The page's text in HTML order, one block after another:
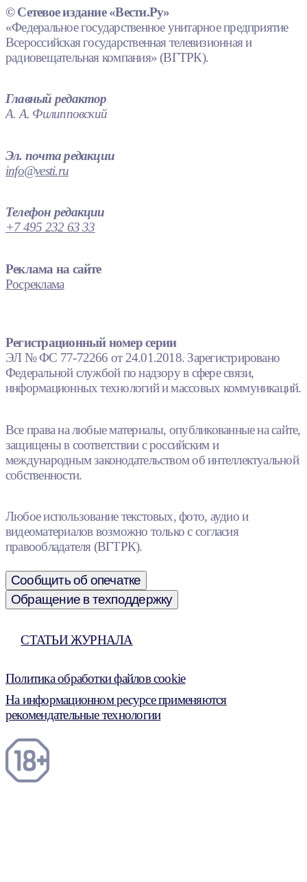
© Сетевое издание «Вести.Ру»
«Федеральное государственное унитарное предприятие
Всероссийская государственная телевизионная и
радиовещательная компания» (ВГТРК).
Главный редактор
А. А. Филипповский
Эл. почта редакции
info@vesti.ru
Телефон редакции
+7 495 232 63 33
Реклама на сайте
Росреклама
Регистрационный номер серии
ЭЛ № ФС 77-72266 от 24.01.2018. Зарегистрировано
Федеральной службой по надзору в сфере связи,
информационных технологий и массовых коммуникаций.
Все права на любые материалы, опубликованные на сайте,
защищены в соответствии с российским и
международным законодательством об интеллектуальной
собственности.
Любое использование текстовых, фото, аудио и
видеоматериалов возможно только с согласия
правообладателя (ВГТРК).
Сообщить об опечатке
Обращение в техподдержку
СТАТЬИ ЖУРНАЛА
Политика обработки файлов cookie
На информационном ресурсе применяются
рекомендательные технологии